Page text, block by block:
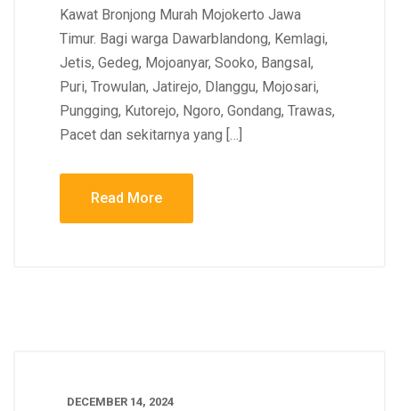
Kawat Bronjong Murah Mojokerto Jawa
Timur. Bagi warga Dawarblandong, Kemlagi,
Jetis, Gedeg, Mojoanyar, Sooko, Bangsal,
Puri, Trowulan, Jatirejo, Dlanggu, Mojosari,
Pungging, Kutorejo, Ngoro, Gondang, Trawas,
Pacet dan sekitarnya yang […]
Read More
DECEMBER 14, 2024